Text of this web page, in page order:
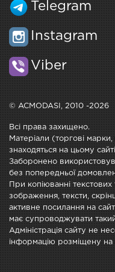
Telegram
Instagram
Viber
© ACMODASI, 2010 -2026
Всі права захищено.
Матеріали (торгові
знаходяться на цьому
Заборонено
без попередньої
При копіюванні текстових
зображення, тексти,
активне посилання на
має супроводжувати
Адміністрація сайту не
інформацію розміщену на